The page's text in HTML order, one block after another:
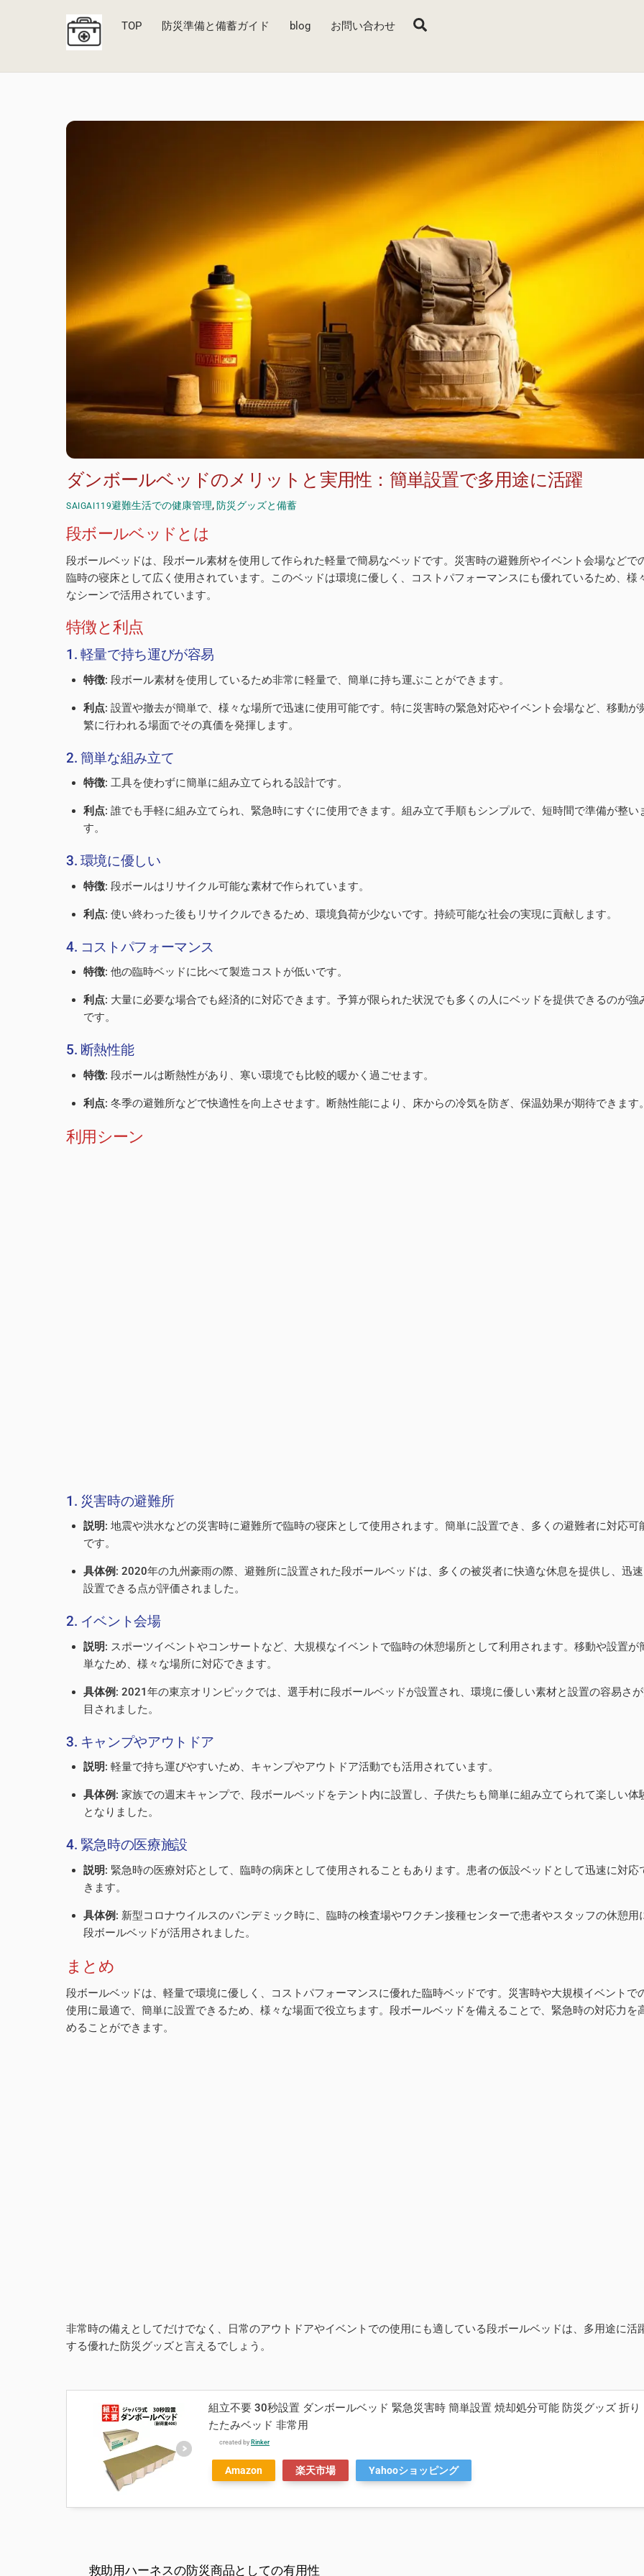
TOP 防災準備と備蓄ガイド blog お問い合わせ
ダンボールベッドのメリットと実用性：簡単設置で多用途に活躍
SAIGAI119避難生活での健康管理, 防災グッズと備蓄
段ボールベッドとは
段ボールベッドは、段ボール素材を使用して作られた軽量で簡易なベッドです。災害時の避難所やイベント会場などで
臨時の寝床として広く使用されています。このベッドは環境に優しく、コストパフォーマンスにも優れているため、様
なシーンで活用されています。
特徴と利点
1. 軽量で持ち運びが容易
特徴: 段ボール素材を使用しているため非常に軽量で、簡単に持ち運ぶことができます。
利点: 設置や撤去が簡単で、様々な場所で迅速に使用可能です。特に災害時の緊急対応やイベント会場など、移動が
繁に行われる場面でその真価を発揮します。
2. 簡単な組み立て
特徴: 工具を使わずに簡単に組み立てられる設計です。
利点: 誰でも手軽に組み立てられ、緊急時にすぐに使用できます。組み立て手順もシンプルで、短時間で準備が整い
す。
3. 環境に優しい
特徴: 段ボールはリサイクル可能な素材で作られています。
利点: 使い終わった後もリサイクルできるため、環境負荷が少ないです。持続可能な社会の実現に貢献します。
4. コストパフォーマンス
特徴: 他の臨時ベッドに比べて製造コストが低いです。
利点: 大量に必要な場合でも経済的に対応できます。予算が限られた状況でも多くの人にベッドを提供できるのが強
です。
5. 断熱性能
特徴: 段ボールは断熱性があり、寒い環境でも比較的暖かく過ごせます。
利点: 冬季の避難所などで快適性を向上させます。断熱性能により、床からの冷気を防ぎ、保温効果が期待できます
利用シーン
1. 災害時の避難所
説明: 地震や洪水などの災害時に避難所で臨時の寝床として使用されます。簡単に設置でき、多くの避難者に対応可
です。
具体例 : 2020年の九州豪雨の際、避難所に設置された段ボールベッドは、多くの被災者に快適な休息を提供し、迅
設置できる点が評価されました。
2. イベント会場
説明: スポーツイベントやコンサートなど、大規模なイベントで臨時の休憩場所として利用されます。移動や設置が
単なため、様々な場所に対応できます。
具体例 : 2021年の東京オリンピックでは、選手村に段ボールベッドが設置され、環境に優しい素材と設置の容易さ
目されました。
3. キャンプやアウトドア
説明: 軽量で持ち運びやすいため、キャンプやアウトドア活動でも活用されています。
具体例 : 家族での週末キャンプで、段ボールベッドをテント内に設置し、子供たちも簡単に組み立てられて楽しい体
となりました。
4. 緊急時の医療施設
説明: 緊急時の医療対応として、臨時の病床として使用されることもあります。患者の仮設ベッドとして迅速に対応
きます。
具体例 : 新型コロナウイルスのパンデミック時に、臨時の検査場やワクチン接種センターで患者やスタッフの休憩用
段ボールベッドが活用されました。
まとめ
段ボールベッドは、軽量で環境に優しく、コストパフォーマンスに優れた臨時ベッドです。災害時や大規模イベントで
使用に最適で、簡単に設置できるため、様々な場面で役立ちます。段ボールベッドを備えることで、緊急時の対応力を
めることができます。
非常時の備えとしてだけでなく、日常のアウトドアやイベントでの使用にも適している段ボールベッドは、多用途に活
する優れた防災グッズと言えるでしょう。
組立不要 30秒設置 ダンボールベッド 緊急災害時 簡単設置 焼却処分可能 防災グッズ 折り
たたみベッド 非常用
created by Rinker
Amazon 楽天市場 Yahooショッピング
救助用ハーネスの防災商品としての有用性